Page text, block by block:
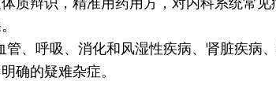
质辩识，精准用药用方，对内科系统常见
、呼吸、消化和风湿性疾病、肾脏疾病
确的疑难杂症。